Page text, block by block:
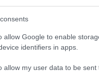
allow Google to enable
identifiers in apps.
allow my user data to be
nei diversi
coinvolte e
che hanno
e sui riscontri